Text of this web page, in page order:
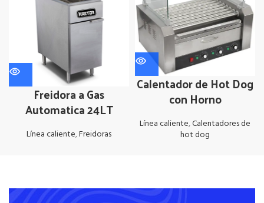
Freidora a Gas
Automatica 24LT
Línea caliente,Freidoras
Calentador de Hot Dog
con Horno
Línea caliente,Calentadores de
hot dog